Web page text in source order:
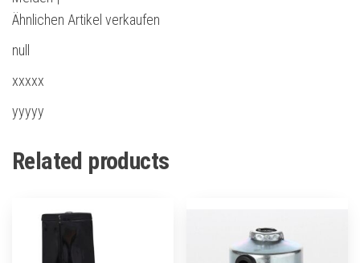
Ähnlichen Artikel verkaufen
null
xxxxx
yyyyy
Related products